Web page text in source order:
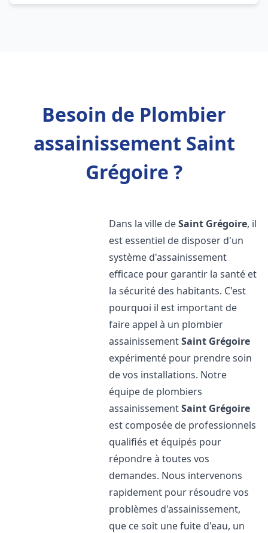
Besoin de Plombier
assainissement Saint
Grégoire ?
Dans la ville deSaint Grégoire, il
est essentiel de disposer d'un
système d'assainissement
efficace pour garantir la santé et
la sécurité des habitants. C'est
pourquoi il est important de
faire appel à un plombier
assainissementSaint Grégoire
expérimenté pour prendre soin
de vos installations. Notre
équipe de plombiers
assainissementSaint Grégoire
est composée de professionnels
qualifiés et équipés pour
répondre à toutes vos
demandes. Nous intervenons
rapidement pour résoudre vos
problèmes d'assainissement,
que ce soit une fuite d'eau, un